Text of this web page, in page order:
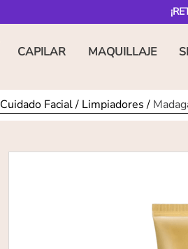
CAPILAR MAQUILLAJE
Cuidado Facial Limpiadores